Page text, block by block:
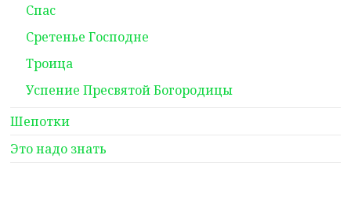
Спас
Сретенье Господне
Троица
Успение Пресвятой Богородицы
Шепотки
Это надо знать